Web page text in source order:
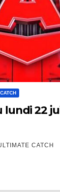
lundi 22
CATCH